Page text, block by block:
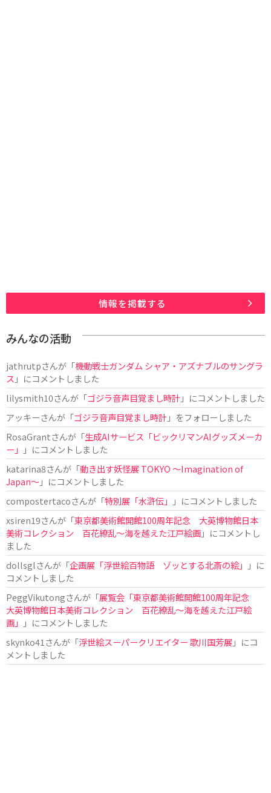
情報を掲載する
みんなの活動
jathrutpさんが「機動戦士ガンダム シャア・アズナブルのサングラ
ス 」にコメントしました
lilysmith10さんが「ゴジラ音声目覚まし時計」にコメントしました
アッキーさんが「ゴジラ音声目覚まし時計」をフォローしました
RosaGrantさんが「生成AIサービス「ビックリマンAIグッズメーカ
ー」
」にコメントしました
katarina8さんが「動き出す妖怪展 TOKYO 〜Imagination of
Japan〜」にコメントしました
compostertacoさんが「特別展「水滸伝」
」にコメントしました
xsiren19さんが「東京都美術館開館100周年記念 大英博物館日本
美術コレクション 百花繚乱～海を越えた江戸絵画」にコメントし
ました
dollsglさんが「企画展「浮世絵百物語 ゾッとする北斎の絵」
」に
コメントしました
PeggVikutongさんが「展覧会「東京都美術館開館100周年記念
大英博物館日本美術コレクション 百花繚乱〜海を越えた江戸絵
画」
」にコメントしました
skynko41さんが「浮世絵スーパークリエイター 歌川国芳展 」にコ
メントしました